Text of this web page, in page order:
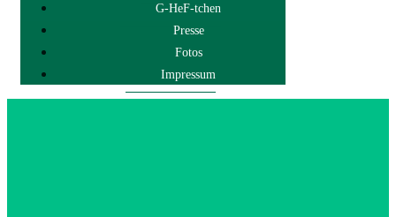
G-HeF-tchen
Presse
Fotos
Impressum